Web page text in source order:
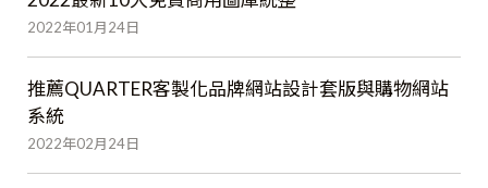
2022年01月24日
推薦QUARTER客製化品牌網站設計套版與購物網站
系統
2022年02月24日